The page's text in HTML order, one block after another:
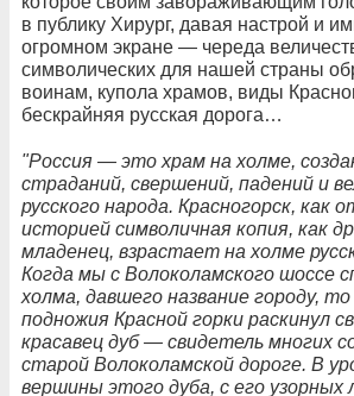
в публику Хирург, давая настрой и
огромном экране — череда
символических для нашей страны
воинам, купола храмов, виды
бескрайняя русская дорога…
"Россия — это храм на холме,
страданий, свершений, падений и
русского народа. Красногорск, как
историей символичная копия, как
младенец, взрастает на холме
Когда мы с Волоколамского шоссе
холма, давшего название городу, то
подножия Красной горки раскинул
красавец дуб — свидетель многих
старой Волоколамской дороге. В
вершины этого дуба, с его узорных